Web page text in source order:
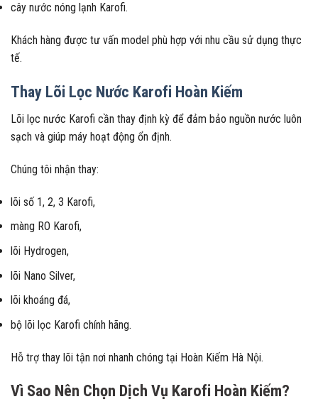
cây nước nóng lạnh Karofi.
Khách hàng được tư vấn model phù hợp với nhu cầu sử dụng thực
tế.
Thay Lõi Lọc Nước Karofi Hoàn Kiếm
Lõi lọc nước Karofi cần thay định kỳ để đảm bảo nguồn nước luôn
sạch và giúp máy hoạt động ổn định.
Chúng tôi nhận thay:
lõi số 1, 2, 3 Karofi,
màng RO Karofi,
lõi Hydrogen,
lõi Nano Silver,
lõi khoáng đá,
bộ lõi lọc Karofi chính hãng.
Hỗ trợ thay lõi tận nơi nhanh chóng tại Hoàn Kiếm Hà Nội.
Vì Sao Nên Chọn Dịch Vụ Karofi Hoàn Kiếm?